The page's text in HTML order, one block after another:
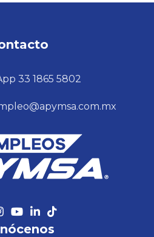
33 1865 5802